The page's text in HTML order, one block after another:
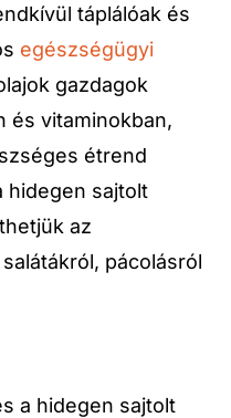
táplálóak és
egészségügyi
gazdagok
és vitaminokban,
étrend
hidegen sajtolt
az
pácolásról
a hidegen sajtolt